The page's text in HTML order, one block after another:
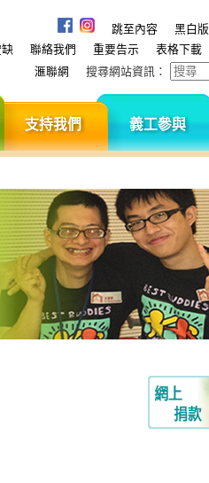
跳至內容 黑白版
聯絡我們 重要告示 表格下載
滙聯網
搜尋網站資訊 ：
分
們